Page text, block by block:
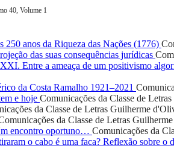
40, Volume 1
anos da Riqueza das Nações (1776)
das suas consequências jurídicas
Entre a ameaça de um positivismo
da Costa Ramalho 1921–2021
e hoje Comunicações da Classe de Letras
da Classe de Letras Guilherme
da Classe de Letras
encontro oportuno… Comunicações da
o cabo é uma faca? Reflexão sobre o